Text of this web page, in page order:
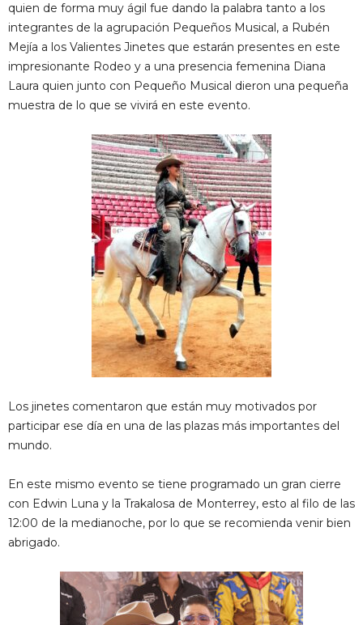
quien de forma muy ágil fue dando la palabra tanto a los
integrantes de la agrupación Pequeños Musical, a Rubén
Mejía a los Valientes Jinetes que estarán presentes en este
impresionante Rodeo y a una presencia femenina Diana
Laura quien junto con Pequeño Musical dieron una pequeña
muestra de lo que se vivirá en este evento.
Los jinetes comentaron que están muy motivados por
participar ese día en una de las plazas más importantes del
mundo.
En este mismo evento se tiene programado un gran cierre
con Edwin Luna y la Trakalosa de Monterrey, esto al filo de las
12:00 de la medianoche, por lo que se recomienda venir bien
abrigado.